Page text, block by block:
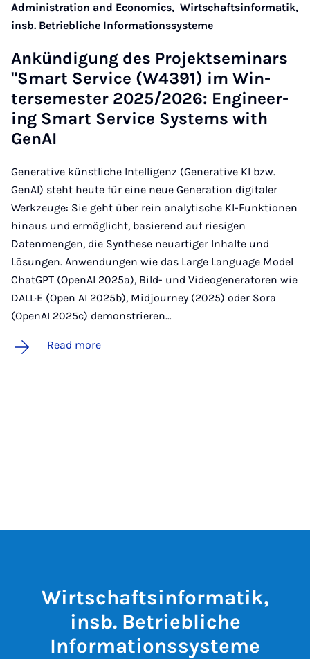
Administration and Economics, Wirtschaftsinformatik,
insb. Betriebliche Informationssysteme
Ankündi­gung des Pro­jekt­sem­inars
"Smart Ser­vice (W4391) im Win­
tersemester 2025/2026: En­gin­eer­
ing Smart Ser­vice Sys­tems with
GenAI
Generative künstliche Intelligenz (Generative KI bzw.
GenAI) steht heute für eine neue Generation digitaler
Werkzeuge: Sie geht über rein analytische KI-Funktionen
hinaus und ermöglicht, basierend auf riesigen
Datenmengen, die Synthese neuartiger Inhalte und
Lösungen. Anwendungen wie das Large Language Model
ChatGPT (OpenAI 2025a), Bild- und Videogeneratoren wie
DALL·E (Open AI 2025b), Midjourney (2025) oder Sora
(OpenAI 2025c) demonstrieren…
Read more
Wirtschaftsinformatik,
insb. Betriebliche
Informationssysteme